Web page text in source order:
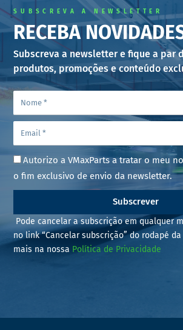
SUBSCREVA A NEWSLETTER
RECEBA
Subscreva a newsletter e fique a par
produtos, promoções e conteúdo
Autorizo a VMaxParts a tratar o meu
o fim exclusivo de envio da newsletter.
Subscrever
Pode cancelar a subscrição em qualquer
no link “Cancelar subscrição” do rodapé
mais na nossa Política de Privacidade